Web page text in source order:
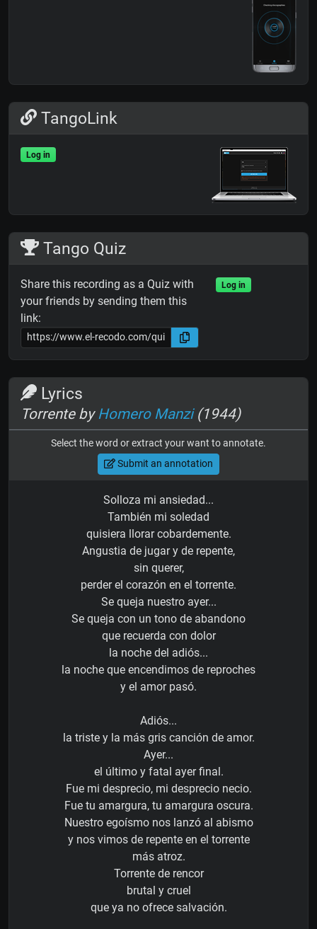
TangoLink
Log in
Tango Quiz
Share this recording as a Quiz with
your friends by sending them this
link:
Log in
Lyrics
Torrente by Homero Manzi(1944)
Select the word or extract your want to annotate.
Submit an annotation
Solloza mi ansiedad...
También mi soledad
quisiera llorar cobardemente.
Angustia de jugar y de repente,
sin querer,
perder el corazón en el torrente.
Se queja nuestro ayer...
Se queja con un tono de abandono
que recuerda con dolor
la noche del adiós...
la noche que encendimos de reproches
y el amor pasó.
Adiós...
la triste y la más gris canción de amor.
Ayer...
el último y fatal ayer final.
Fue mi desprecio, mi desprecio necio.
Fue tu amargura, tu amargura oscura.
Nuestro egoísmo nos lanzó al abismo
y nos vimos de repente en el torrente
más atroz.
Torrente de rencor
brutal y cruel
que ya no ofrece salvación.